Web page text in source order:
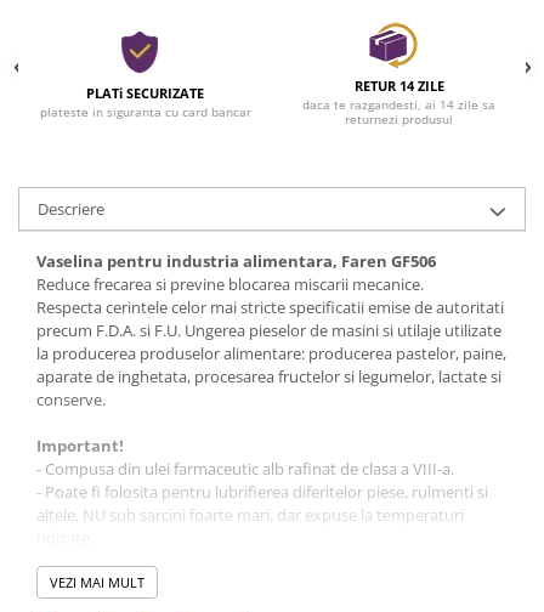
PLATi SECURIZATE
plateste in siguranta cu card bancar
RETUR 14 ZILE
daca te razgandesti, ai 14 zile sa
returnezi produsul
Descriere
Vaselina pentru industria alimentara, Faren GF506
Reduce frecarea si previne blocarea miscarii mecanice.
Respecta cerintele celor mai stricte specificatii emise de autoritati
precum F.D.A. si F.U. Ungerea pieselor de masini si utilaje utilizate
la producerea produselor alimentare: producerea pastelor, paine,
aparate de inghetata, procesarea fructelor si legumelor, lactate si
conserve.
Important!
- Compusa din ulei farmaceutic alb rafinat de clasa a VIII-a.
- Poate fi folosita pentru lubrifierea diferitelor piese, rulmenti si
altele, NU sub sarcini foarte mari, dar expuse la temperaturi
- In contact cu alimentele, NU provoaca niciun pericol de
contaminare.
VEZI MAI MULT